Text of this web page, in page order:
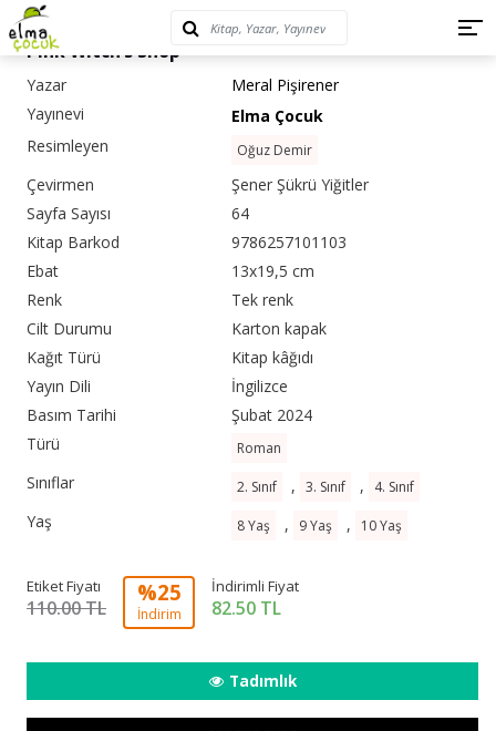
Pink Witch’s Shop
Yazar
Meral Pişirener
Yayınevi
Elma Çocuk
Resimleyen
Oğuz Demir
Çevirmen
Şener Şükrü Yiğitler
Sayfa Sayısı
64
Kitap Barkod
9786257101103
Ebat
13x19,5 cm
Renk
Tek renk
Cilt Durumu
Karton kapak
Kağıt Türü
Kitap kâğıdı
Yayın Dili
İngilizce
Basım Tarihi
Şubat 2024
Türü
Roman
Sınıflar 2. Sınıf , 3. Sınıf , 4. Sınıf
Yaş 8 Yaş , 9 Yaş , 10 Yaş
Etiket Fiyatı
110.00 TL
%25
İndirim
İndirimli Fiyat
82.50 TL
Tadımlık